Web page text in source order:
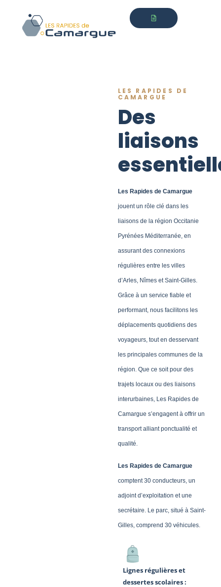
LES RAPIDES DE
CAMARGUE
Des
liaisons
Les Rapides de Camargue
jouent un rôle clé dans les
liaisons de la région Occitanie
Pyrénées Méditerranée, en
assurant des connexions
régulières entre les villes
d’Arles, Nîmes et Saint-Gilles.
Grâce à un service fiable et
performant, nous facilitons les
déplacements quotidiens des
voyageurs, tout en desservant
les principales communes de la
région. Que ce soit pour des
trajets locaux ou des liaisons
interurbaines, Les Rapides de
Camargue s’engagent à offrir un
transport alliant ponctualité et
qualité.
Les Rapides de Camargue
comptent 30 conducteurs, un
adjoint d’exploitation et une
secrétaire. Le parc, situé à Saint-
Gilles, comprend 30 véhicules.
Lignes régulières et
dessertes scolaires :